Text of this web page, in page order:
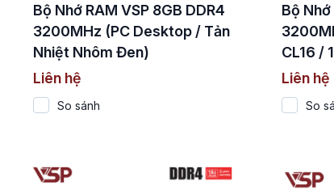
Bộ Nhớ RAM VSP 8GB DDR4
3200MHz (PC Desktop / Tản
Nhiệt Nhôm Đen)
Liên hệ
So sánh
Bộ Nhớ
CL16 /
Liên hệ
So